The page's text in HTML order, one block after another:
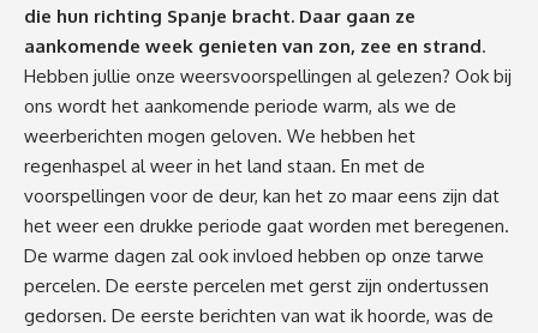
die hun richting Spanje bracht. Daar gaan ze
aankomende week genieten van zon, zee en strand.
Hebben jullie onze weersvoorspellingen al gelezen? Ook bij
ons wordt het aankomende periode warm, als we de
weerberichten mogen geloven. We hebben het
regenhaspel al weer in het land staan. En met de
voorspellingen voor de deur, kan het zo maar eens zijn dat
het weer een drukke periode gaat worden met beregenen.
De warme dagen zal ook invloed hebben op onze tarwe
percelen. De eerste percelen met gerst zijn ondertussen
gedorsen. De eerste berichten van wat ik hoorde, was de